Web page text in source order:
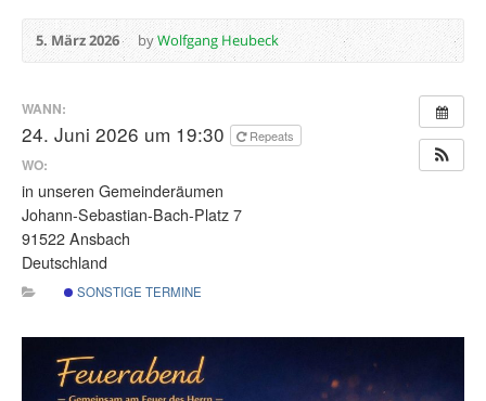
5. März 2026 byWolfgang Heubeck
WANN:
24. Juni 2026 um 19:30 Repeats
WO:
in unseren Gemeinderäumen
Johann-Sebastian-Bach-Platz 7
91522 Ansbach
Deutschland
SONSTIGE TERMINE